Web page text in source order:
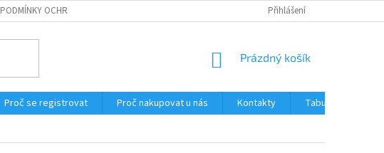
PODMÍNKY OCHRANY OSOBNÍCH ÚDAJŮ JAK OVĚŘUJEME RECENZE NAŠEHO E-SHOPU ?
Přihlášení
NÁKUPNÍ
Prázdný košík
Proč se registrovat Proč nakupovat u nás Kontakty
Tabulka velikostí